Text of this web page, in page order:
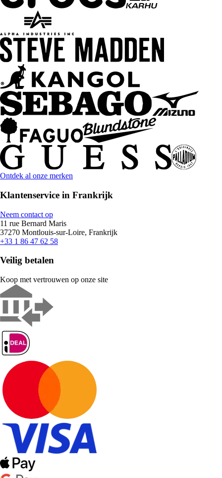
Ontdek al onze merken
Klantenservice in Frankrijk
Neem contact op
11 rue Bernard Maris
37270 Montlouis-sur-Loire, Frankrijk
+33 1 86 47 62 58
Veilig betalen
Koop met vertrouwen op onze site